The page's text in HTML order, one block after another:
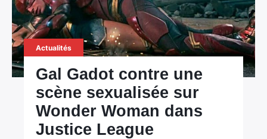
Actualités
Gal Gadot contre une
scène sexualisée sur
Wonder Woman dans
Justice League